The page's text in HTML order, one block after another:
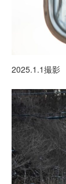
2025.1.1撮影